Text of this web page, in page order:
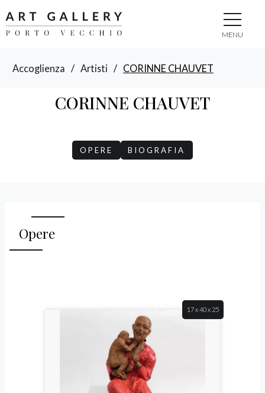
MENU
Accoglienza / Artisti / CORINNE CHAUVET
CORINNE CHAUVET
OPERE BIOGRAFIA
Opere
17 x 40 x 25